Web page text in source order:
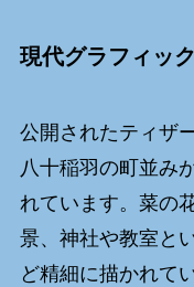
現代グラフィッ
公開されたティザ
八十稲羽の町並み
れています。菜の
景、神社や教室と
ど精細に描かれて